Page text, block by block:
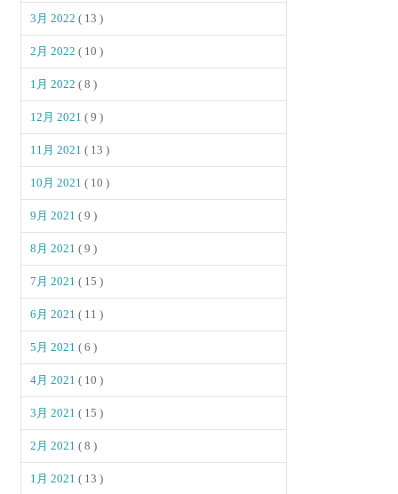
3月 2022( 13 )
2月 2022( 10 )
1月 2022( 8 )
12月 2021( 9 )
11月 2021( 13 )
10月 2021( 10 )
9月 2021( 9 )
8月 2021( 9 )
7月 2021( 15 )
6月 2021( 11 )
5月 2021( 6 )
4月 2021( 10 )
3月 2021( 15 )
2月 2021( 8 )
1月 2021( 13 )